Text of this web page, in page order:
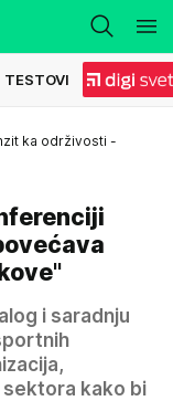
TESTOVI
ka održivosti -
i saradnju
kako bi